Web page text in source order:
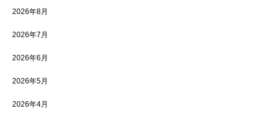
2026年8月
2026年7月
2026年6月
2026年5月
2026年4月